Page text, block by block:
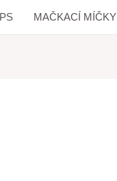
MAČKACÍ MÍČKY